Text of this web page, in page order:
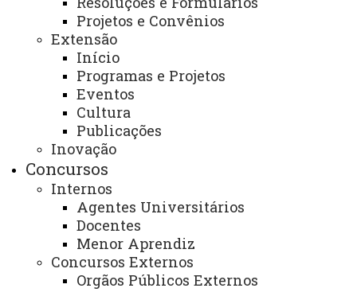
Projetos e Convênios
Extensão
Início
Programas e Projetos
Eventos
Cultura
Publicações
Inovação
Concursos
Internos
Agentes Universitários
Docentes
Menor Aprendiz
Concursos Externos
Orgãos Públicos Externos
- Analisar, controlar e atribuir atividades docentes;
- Auxiliar com informações aos acadêmicos;
- Cadastrar horários e docentes responsáveis pelas
disciplinas noAcademus
e-mail:
Telefone:(45) 3379-7065 ou 3379-7063
Página Eletrônica
www.unioeste.br/portal/prograd-outros/cursos-
campus-todos/toledocampus/bacharelado-em-quimica
Endereço para atendimento presencial e
correspondência: